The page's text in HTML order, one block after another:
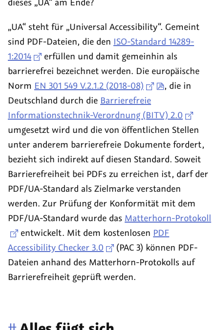
„UA“ steht für „Universal Accessibility“. Gemeint
sind PDF-Dateien, die den ISO-Standard 14289-
1:2014
erfüllen und damit gemeinhin als
barrierefrei bezeichnet werden. Die europäische
Norm EN 301 549 V.2.1.2 (2018-08)
, die in
Deutschland durch die Barrierefreie
Informationstechnik-Verordnung (BITV) 2.0
umgesetzt wird und die von öffentlichen Stellen
unter anderem barrierefreie Dokumente fordert,
bezieht sich indirekt auf diesen Standard. Soweit
Barrierefreiheit bei PDFs zu erreichen ist, darf der
PDF/UA-Standard als Zielmarke verstanden
werden. Zur Prüfung der Konformität mit dem
PDF/UA-Standard wurde das Matterhorn-Protokoll
entwickelt. Mit dem kostenlosen PDF
Accessibility Checker 3.0
(PAC 3) können PDF-
Dateien anhand des Matterhorn-Protokolls auf
Barrierefreiheit geprüft werden.